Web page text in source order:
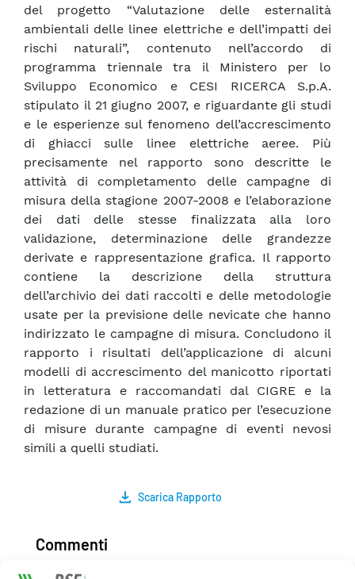
del progetto “Valutazione delle esternalità
ambientali delle linee elettriche e dell’impatti dei
rischi naturali”, contenuto nell’accordo di
programma triennale tra il Ministero per lo
Sviluppo Economico e CESI RICERCA S.p.A.
stipulato il 21 giugno 2007, e riguardante gli studi
e le esperienze sul fenomeno dell’accrescimento
di ghiacci sulle linee elettriche aeree. Più
precisamente nel rapporto sono descritte le
attività di completamento delle campagne di
misura della stagione 2007-2008 e l’elaborazione
dei dati delle stesse finalizzata alla loro
validazione, determinazione delle grandezze
derivate e rappresentazione grafica. Il rapporto
contiene la descrizione della struttura
dell’archivio dei dati raccolti e delle metodologie
usate per la previsione delle nevicate che hanno
indirizzato le campagne di misura. Concludono il
rapporto i risultati dell’applicazione di alcuni
modelli di accrescimento del manicotto riportati
in letteratura e raccomandati dal CIGRE e la
redazione di un manuale pratico per l’esecuzione
di misure durante campagne di eventi nevosi
simili a quelli studiati.
Scarica Rapporto
Commenti